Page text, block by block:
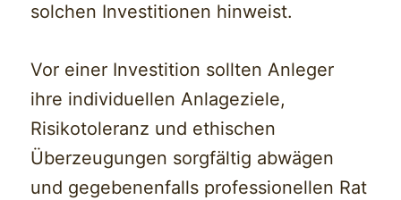
solchen Investitionen hinweist.
Vor einer Investition sollten Anleger
ihre individuellen Anlageziele,
Risikotoleranz und ethischen
Überzeugungen sorgfältig abwägen
und gegebenenfalls professionellen Rat